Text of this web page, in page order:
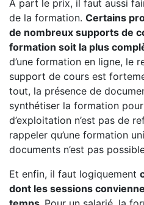
À part le prix, il faut aussi
de la formation. Certains
de nombreux supports de
formation soit la plus
d’une formation en ligne, le
support de cours est
tout, la présence de
synthétiser la formation pour
d’exploitation n’est pas de
rappeler qu’une formation
documents n’est pas
Et enfin, il faut logiquement
dont les sessions